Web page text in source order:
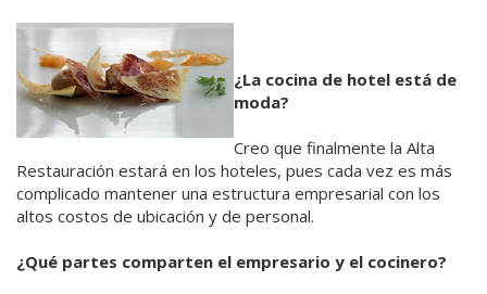
¿La cocina de hotel está de
moda?
Creo que finalmente la Alta
Restauración estará en los hoteles, pues cada vez es más
complicado mantener una estructura empresarial con los
altos costos de ubicación y de personal.
¿Qué partes comparten el empresario y el cocinero?